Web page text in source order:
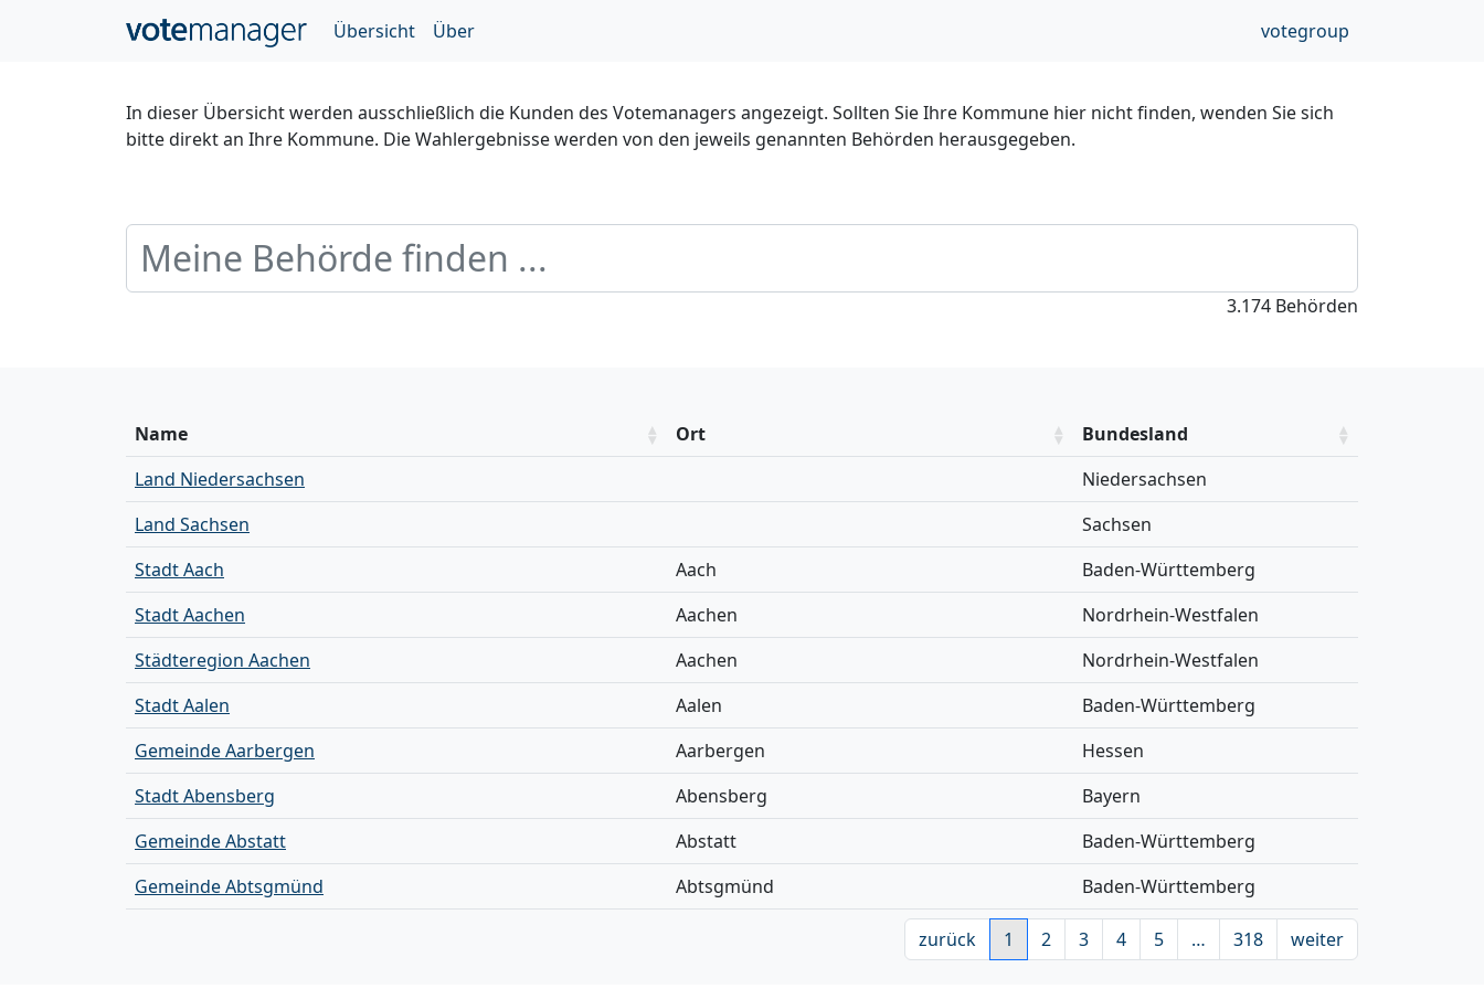
Übersicht Über votegroup
In dieser Übersicht werden ausschließlich die Kunden des Votemanagers angezeigt. Sollten Sie Ihre Kommune hier nicht finden, wenden Sie sich
bitte direkt an Ihre Kommune. Die Wahlergebnisse werden von den jeweils genannten Behörden herausgegeben.
3.174 Behörden
Name Ort
Bundesland
Land Niedersachsen
Niedersachsen
Land Sachsen
Sachsen
Stadt Aach
Aach
Baden-Württemberg
Stadt Aachen
Aachen
Nordrhein-Westfalen
Städteregion Aachen
Aachen
Nordrhein-Westfalen
Stadt Aalen
Aalen
Baden-Württemberg
Gemeinde Aarbergen
Aarbergen
Hessen
Stadt Abensberg
Abensberg
Bayern
Gemeinde Abstatt
Abstatt
Baden-Württemberg
Gemeinde Abtsgmünd
Abtsgmünd Baden-Württemberg
zurück 1 2 3 4 5 … 318 weiter